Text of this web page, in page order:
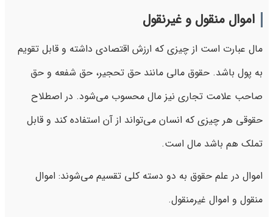
اموال منقول و غیرنقول
مال عبارت است از چیزی که ارزش اقتصادی داشته و قابل تقویم
به پول باشد. حقوق مالی مانند حق تحجیر، حق شفعه و حق
صاحب علامت تجاری نیز مال محسوب می‌شود. در اصطلاح
حقوقی هر چیزی که انسان می‌تواند از آن استفاده کند و قابل
تملک هم باشد مال است.
اموال در علم حقوق به دو دسته کلی تقسیم می‌شوند: اموال
منقول و اموال غیرمنقول.